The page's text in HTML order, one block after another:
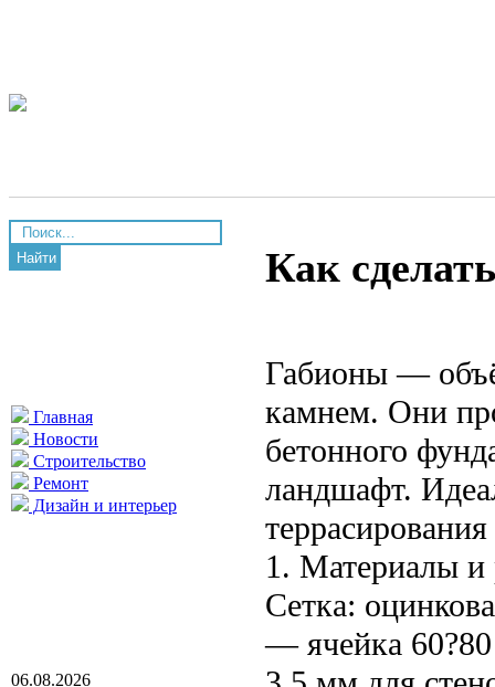
Найти
Главная
Новости
Строительство
Ремонт
Дизайн и интерьер
06.08.2026
Как
Габионы —
камнем. Они
бетонного
ландшафт.
1. Материалы и
Сетка:
— ячейка